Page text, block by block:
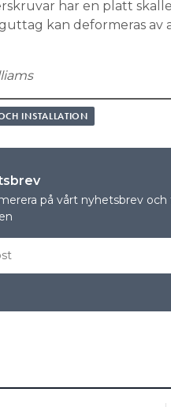
har en platt
kan deformeras
INSTALLATION
på vårt nyhetsbrev